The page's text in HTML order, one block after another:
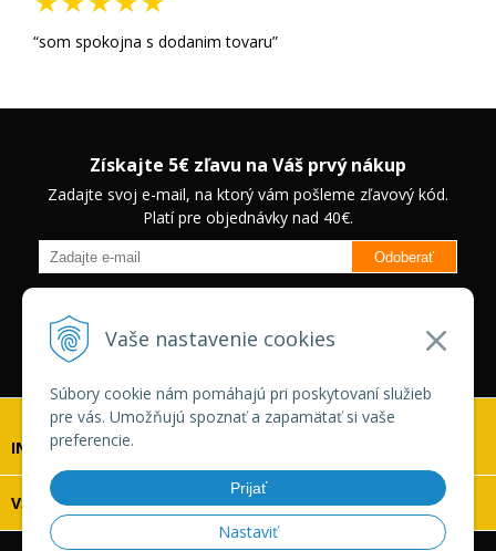
Vaše nastavenie cookies
Súbory cookie nám pomáhajú pri poskytovaní služieb
pre vás. Umožňujú spoznať a zapamätať si vaše
preferencie.
Prijať
Nastaviť
som spokojna s dodanim tovaru
Získajte 5€ zľavu na Váš prvý nákup
Zadajte svoj e-mail, na ktorý vám pošleme zľavový kód.
Platí pre objednávky nad 40€.
Odoberať
zľavách na vybrané produkty.
Neplatí pre Veľkoobchodných
zákazníkov.
INFOLINKA
VŠETKO O NÁKUPE